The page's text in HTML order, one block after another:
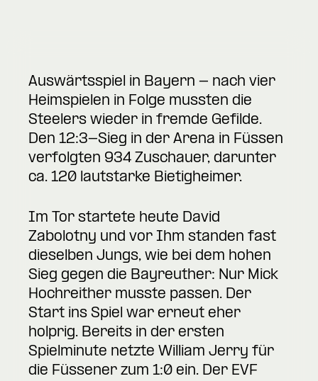
Auswärtsspiel in Bayern - nach vier
Heimspielen in Folge mussten die
Steelers wieder in fremde Gefilde.
Den 12:3-Sieg in der Arena in Füssen
verfolgten 934 Zuschauer, darunter
ca. 120 lautstarke Bietigheimer.
Im Tor startete heute David
Zabolotny und vor Ihm standen fast
dieselben Jungs, wie bei dem hohen
Sieg gegen die Bayreuther: Nur Mick
Hochreither musste passen. Der
Start ins Spiel war erneut eher
holprig. Bereits in der ersten
Spielminute netzte William Jerry für
die Füssener zum 1:0 ein. Der EVF